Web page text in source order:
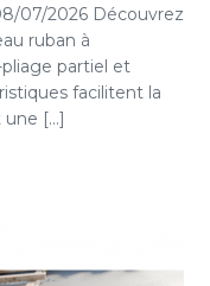
07/2026 Découvrez
ruban à
partiel et
facilitent la
[...]